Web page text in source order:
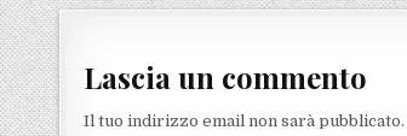
Lascia un commento
Il tuo indirizzo email non sarà pubblicato.